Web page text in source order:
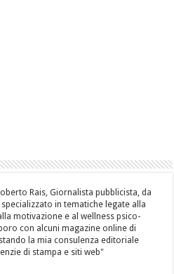
Rais, Giornalista pubblicista, da
in tematiche legate alla
motivazione e al wellness psico-
con alcuni magazine online di
la mia consulenza editoriale
di stampa e siti web"